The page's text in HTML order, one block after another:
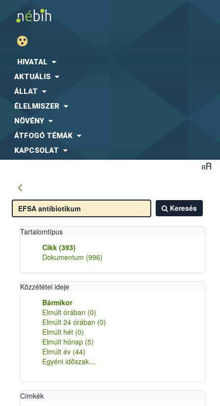
HIVATAL
AKTUÁLIS
ÁLLAT
ÉLELMISZER
NÖVÉNY
ÁTFOGÓ TÉMÁK
KAPCSOLAT
Keresés
Tartalomtípus
Cikk (393)
Dokumentum (996)
Közzététel ideje
Bármikor
Elmúlt órában (0)
Elmúlt 24 órában (0)
Elmúlt hét (0)
Elmúlt hónap (5)
Elmúlt év (44)
Egyéni időszak…
Címkék